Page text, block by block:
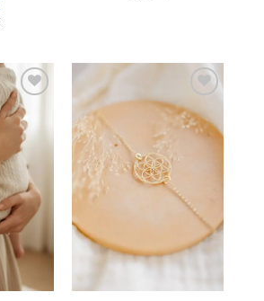
Ajouter
à la liste
d’envies
Ajouter
à la liste
d’envies